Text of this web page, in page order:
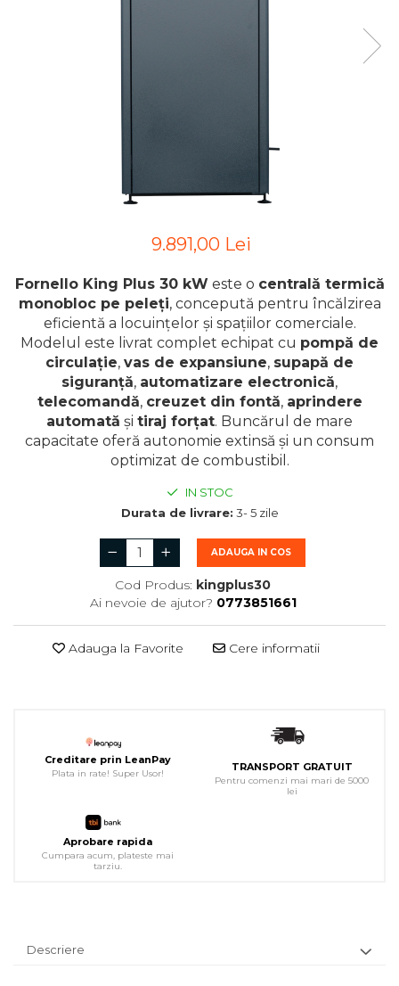
9.891,00 Lei
Fornello King Plus 30 kW este o centrală termică
monobloc pe peleți, concepută pentru încălzirea
eficientă a locuințelor și spațiilor comerciale.
Modelul este livrat complet echipat cu pompă de
circulație, vas de expansiune, supapă de
siguranță, automatizare electronică,
telecomandă, creuzet din fontă, aprindere
automată și tiraj forțat. Buncărul de mare
capacitate oferă autonomie extinsă și un consum
optimizat de combustibil.
IN STOC
Durata de livrare: 3- 5 zile
ADAUGA IN COS
Cod Produs: kingplus30
Ai nevoie de ajutor? 0773851661
Adauga la Favorite Cere informatii
Creditare prin LeanPay
Plata in rate! Super Usor!
TRANSPORT GRATUIT
Pentru comenzi mai mari de 5000
lei
Aprobare rapida
Cumpara acum, plateste mai
tarziu.
Descriere